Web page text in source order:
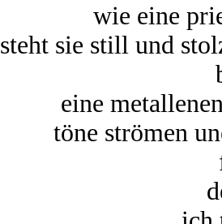
wie eine
steht sie still und
eine
töne strömen